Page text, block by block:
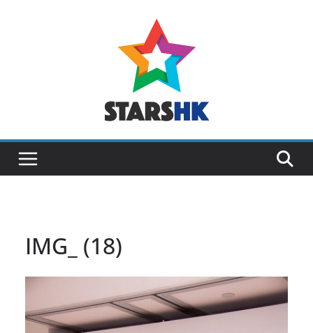
IMG_ (18)